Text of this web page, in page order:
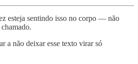
esteja sentindo isso no corpo — não
a não deixar esse texto virar só